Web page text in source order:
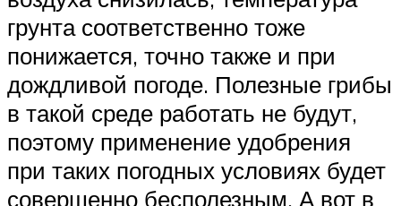
грунта соответственно тоже
понижается, точно также и при
дождливой погоде. Полезные грибы
в такой среде работать не будут,
поэтому применение удобрения
при таких погодных условиях будет
совершенно бесполезным. А вот в